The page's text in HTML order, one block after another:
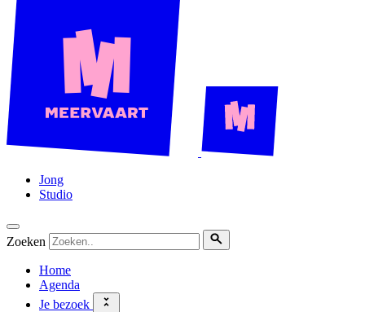
Jong
Studio
Zoeken
Home
Agenda
Je bezoek